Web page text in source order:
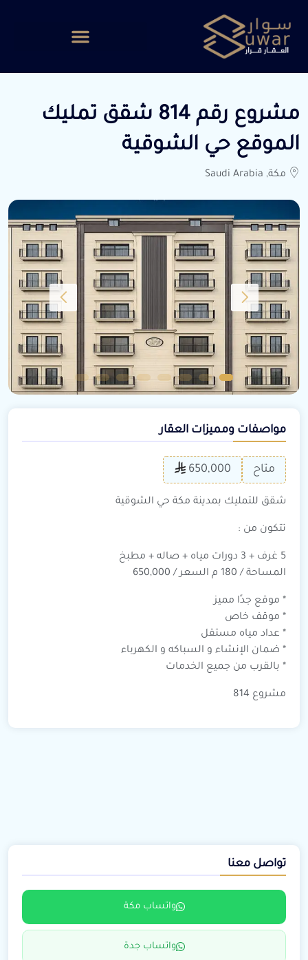
مشروع رقم 814 شقق تمليك
الموقع حي الشوقية
مكة, Saudi Arabia
مواصفات ومميزات العقار
متاح 650,000
شقق للتمليك بمدينة مكة حي الشوقية
تتكون من :
5 غرف + 3 دورات مياه + صاله + مطبخ
المساحة / 180 م السعر / 650,000
* موقع جدًا مميز
* ⁠موقف خاص
* ⁠عداد مياه مستقل
* ⁠ضمان الإنشاء و السباكه و الكهرباء
* ⁠بالقرب من جميع الخدمات
مشروع 814
تواصل معنا
واتساب مكة
واتساب جدة